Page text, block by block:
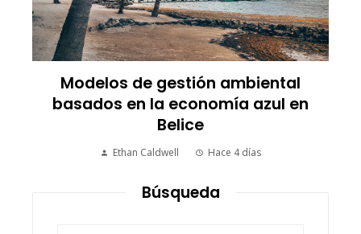
Modelos de gestión ambiental
basados en la economía azul en
Belice
Ethan Caldwell Hace 4 días
Búsqueda